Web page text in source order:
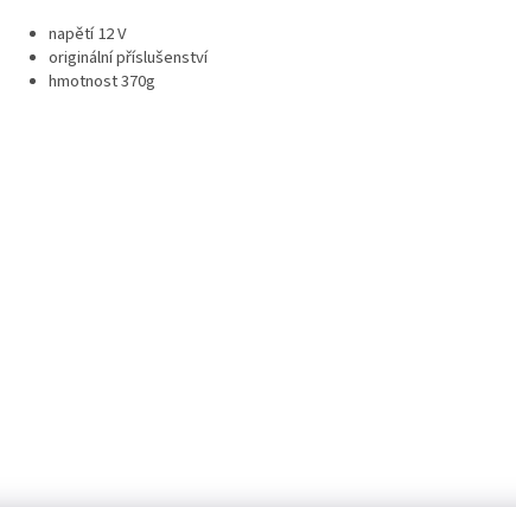
napětí 12 V
originální příslušenství
hmotnost 370g